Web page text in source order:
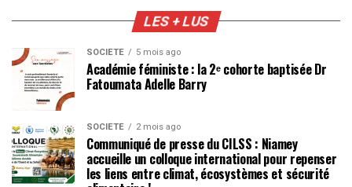
LES + LUS
SOCIÉTÉ 5 mois ago
Académie féministe : la 2ᵉ cohorte baptisée Dr
Fatoumata Adelle Barry
SOCIÉTÉ 2 mois ago
Communiqué de presse du CILSS : Niamey
accueille un colloque international pour repenser
les liens entre climat, écosystèmes et sécurité